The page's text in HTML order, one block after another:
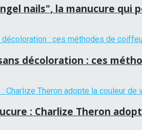
nails", la manucure qui
décoloration : ces
: Charlize Theron